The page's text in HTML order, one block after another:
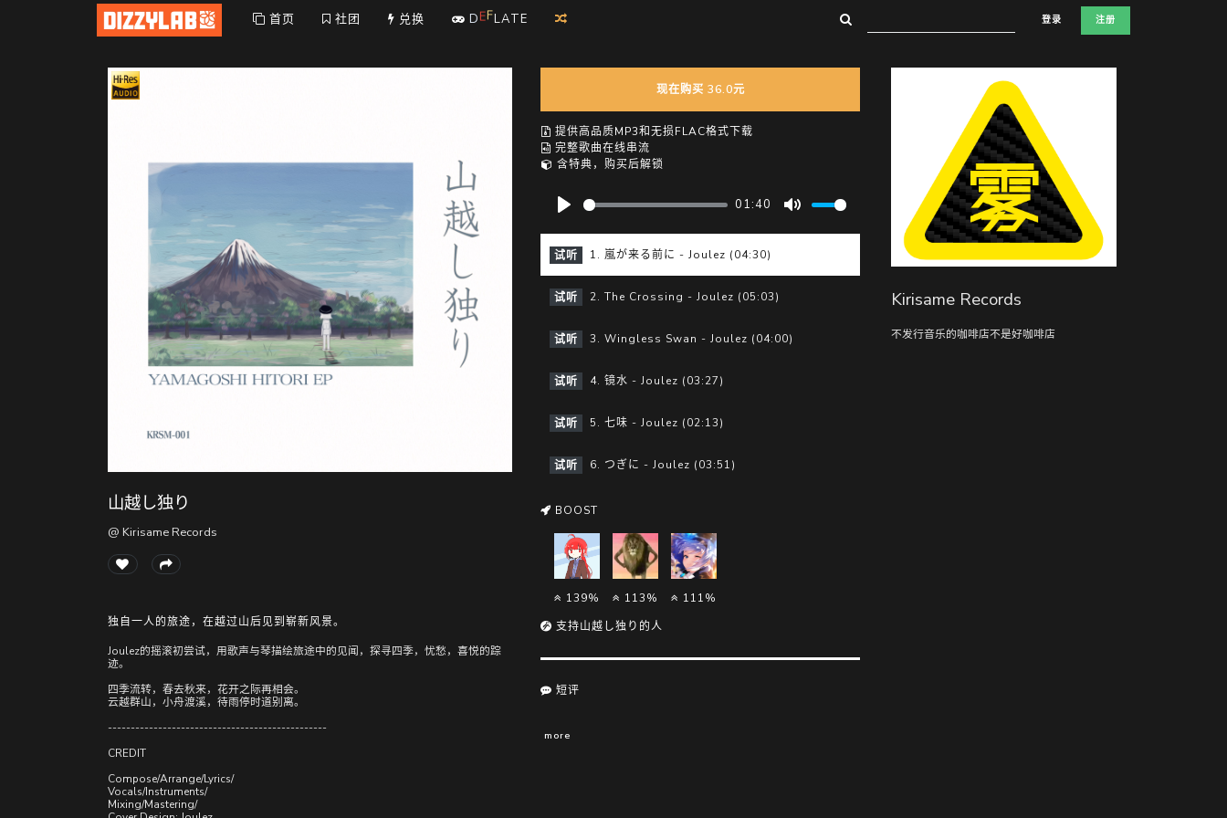
首页 社团 兑换 DEFLATE 登录 注册
山越し独り
@ Kirisame Records
独自一人的旅途，在越过山后见到崭新风景。
Joulez的摇滚初尝试，用歌声与琴描绘旅途中的见闻，探寻四季，忧愁，喜悦的踪
迹。
四季流转，春去秋来，花开之际再相会。
云越群山，小舟渡溪，待雨停时道别离。
------------------------------------------------
CREDIT
Compose/Arrange/Lyrics/
Vocals/Instruments/
Mixing/Mastering/
现在购买 36.0元
提供高品质MP3和无损FLAC格式下载
完整歌曲在线串流
含特典，购买后解锁
l
a
y
01:40
试听 1. 嵐が来る前に - Joulez (04:30)
试听 2. The Crossing - Joulez (05:03)
试听 3. Wingless Swan - Joulez (04:00)
试听 4. 镜水 - Joulez (03:27)
试听 5. 七味 - Joulez (02:13)
试听 6. つぎに - Joulez (03:51)
BOOST
139% 113%
111%
支持山越し独り的人
短评
more
Kirisame Records
不发行音乐的咖啡店不是好咖啡店